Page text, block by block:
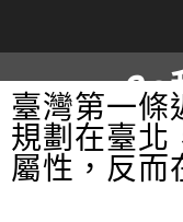
60
臺灣第一條
規劃在臺北
屬性，反而